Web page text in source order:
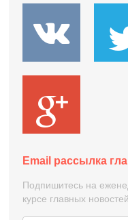
Email рассылка
Подпишитесь на
курсе главных